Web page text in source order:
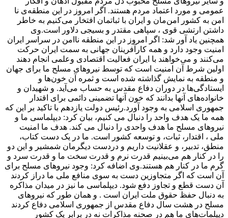
عمومی و مورد اعتماد مردم هستند. اگر امروز در این منطقه‌ی نا
امن به کشور امن‌مان و ایران با ثباتمان افتخار می‌کنیم به خاطر
داشتن ارتشی قوی ، سپاهی مقتدر و بسیجی دلاور است.وی
همچنین یاد آور شد: اگر امروز در این منطقه ناامن در سراسر ایران
امنیت وجود دارد و همه کارآفرینان جهانی به سمت ایران حرکت
می‌کنند و می‌خواهند با ایران فعالیت اقتصادی وعلمی انجام دهند
اولین شرط آن امنیت است که توسط نیروهای مسلح ما برای جهان
و منطقه به نمایش گذاشته شده است و ثمره آن خون‌ها و
ایستادگی‌ها در دوران دفاع مقدس به حساب می‌آید. و شهیدان و
خانواده‌های آنها بدانند که خون آنها تضمینی دائمی برای اقتدار
جمهوری اسلامی به وجود آورد.رئیس دولت یازدهم با تاکید بر این که
همه ما یک هدف واحد را دنبال می کنیم، بیان کرد:‌ دیپلماسی ما و
نیروهای مسلح ما هدف واحدی را دنبال می کند. هدف ما امنیت
ملی ، اقتدار، ثبات، و توسعه کشور است. ما در یک دست کتاب،
منطق، تدبیر، و عقلانیت داریم و دردست دیگرمان شمشیر و این دو
را در کنار هم می‌بینیم قدرت نرم و قدرت سخت ما و قدرت سرد و
گرم ما در کنار هم هستند.وی اضافه کرد: وجود نیروهای مسلح برای
آن است که اگر متجاوزین دست به سوی منافع ملی ما دراز کردند
آن دست قطع و تجاوز دفع شود. دیپلماسی ما نیز در میدان مذاکره
به دنبال حفظ حقوق ملت ایران است . و همان طور که نیروهای
مسلح در هشت سال دفاع مقدس از جمهوری اسلامی دفاع کردند
دیپلمات‌های ما هم در صحنه مذاکرات نه در برابر یک کشور